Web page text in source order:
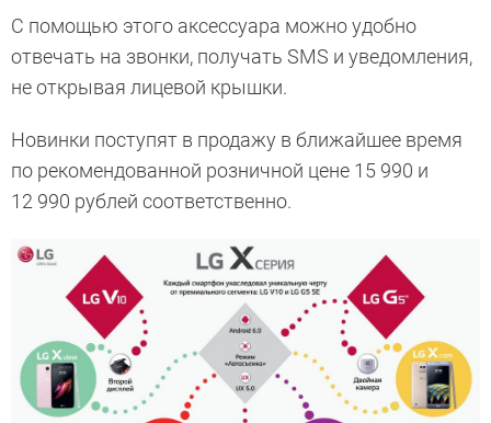
С помощью этого аксессуара можно удобно
отвечать на звонки, получать SMS и уведомления,
не открывая лицевой крышки.
Новинки поступят в продажу в ближайшее время
по рекомендованной розничной цене 15 990 и
12 990 рублей соответственно.